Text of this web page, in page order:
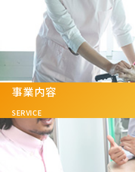
事業内容
SERVICE